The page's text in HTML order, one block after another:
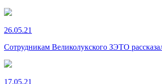
26.05.21
Сотрудникам Великолукского ЗЭТО
17.05.21